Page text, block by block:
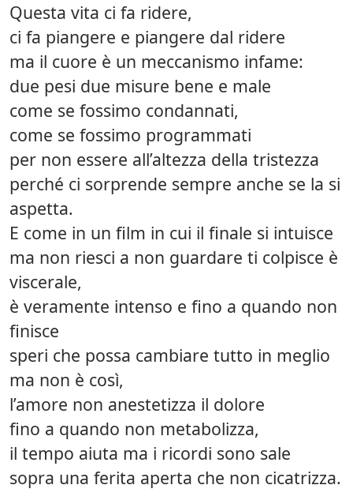
Questa vita ci fa ridere,
ci fa piangere e piangere dal ridere
ma il cuore è un meccanismo infame:
due pesi due misure bene e male
come se fossimo condannati,
come se fossimo programmati
per non essere all’altezza della tristezza
perché ci sorprende sempre anche se la si
aspetta.
E come in un film in cui il finale si intuisce
ma non riesci a non guardare ti colpisce è
viscerale,
è veramente intenso e fino a quando non
finisce
speri che possa cambiare tutto in meglio
ma non è così,
l’amore non anestetizza il dolore
fino a quando non metabolizza,
il tempo aiuta ma i ricordi sono sale
sopra una ferita aperta che non cicatrizza.